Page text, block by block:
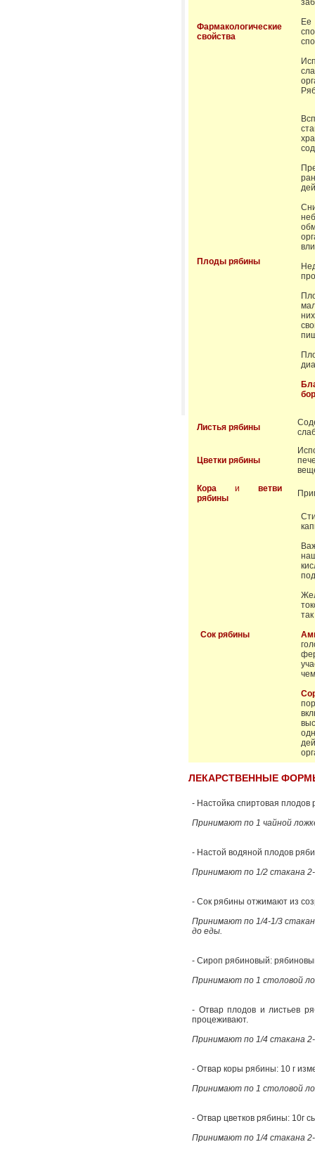
Фармакологические
свойства
Ее
Плоды рябины
Листья рябины
Цветки рябины
Кора и ветви
рябины
Сок рябины
ЛЕКАРСТВЕННЫЕ
- Настойка спиртовая
Принимают по 1 чайной
- Настой водяной плодов
Принимают по 1/2 стакана 2-
- Сок рябины отжимают из
Принимают по 1/4-1/3
до еды.
- Сироп рябиновый:
Принимают по 1 столовой
- Отвар плодов и листьев
процеживают.
Принимают по 1/4 стакана 2-
- Отвар коры рябины: 10 г
Принимают по 1 столовой
- Отвар цветков рябины: 10г
Принимают по 1/4 стакана 2-